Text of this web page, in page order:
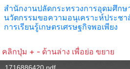
สำนักงานปลัดกระทรวงการอุดมศึกษ
นวัตกรรมขอความอนุเคราะห์ประชา
การเรียนรู้เกษตรเศรษฐกิจพอเพียง
คลิกปุ่ม + - ด้านล่าง เพื่อย่อ ขยาย